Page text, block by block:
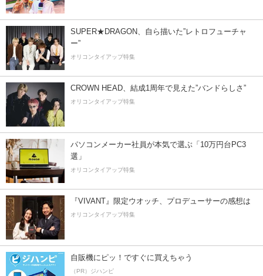
SUPER★DRAGON、自ら描いた”レトロフューチャ
ー”
オリコンタイアップ特集
CROWN HEAD、結成1周年で見えた”バンドらしさ”
オリコンタイアップ特集
パソコンメーカー社員が本気で選ぶ「10万円台PC3
選」
オリコンタイアップ特集
『VIVANT』限定ウオッチ、プロデューサーの感想は
オリコンタイアップ特集
自販機にピッ！ですぐに買えちゃう
（PR）ジハンピ